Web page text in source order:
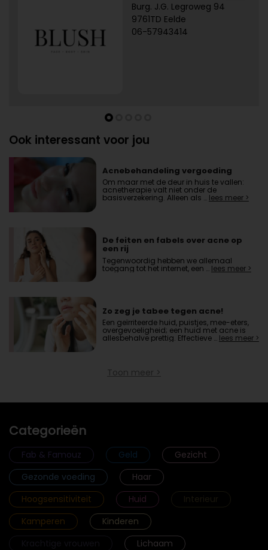
Burg. J.G. Legroweg 94
9761TD Eelde
06-57943414
Ook interessant voor jou
Acnebehandeling vergoeding
Om maar met de deur in huis te vallen:
acnetherapie valt niet onder de
basisverzekering. Alleen als … lees meer >
De feiten en fabels over acne op
een rij
Tegenwoordig hebben we allemaal
toegang tot het internet, een … lees meer >
Zo zeg je tabee tegen acne!
Een geïrriteerde huid, puistjes, mee-eters,
overgevoeligheid; een huid met acne is
allesbehalve prettig. Effectieve … lees meer >
Toon meer >
Categorieën
Fab & Famouz Geld
Gezicht
Gezonde voeding
Haar
Hoogsensitiviteit
Huid
Interieur
Kamperen
Kinderen
Lichaam